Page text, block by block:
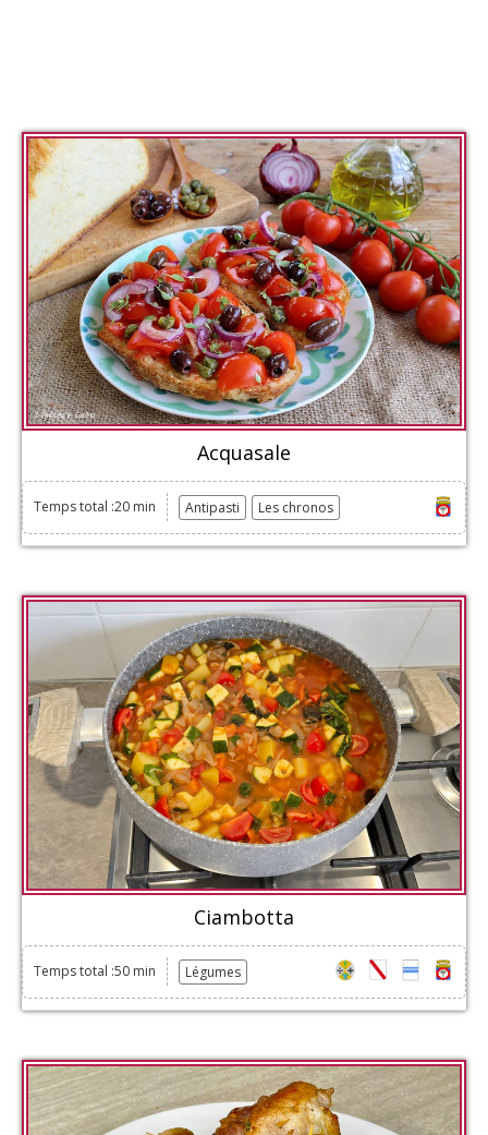
Acquasale
Temps total :20 min Antipasti Les chronos
Ciambotta
Temps total :50 min Légumes